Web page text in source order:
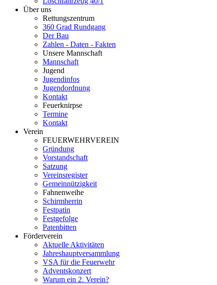
Über uns
Rettungszentrum
360 Grad Rundgang
Der Bau
Zahlen - Daten - Fakten
Unsere Mannschaft
Mannschaft
Jugend
Jugendinfos
Jugendordnung
Kontakt
Feuerknirpse
Termine
Kontakt
Verein
FEUERWEHRVEREIN
Gründung
Vorstandschaft
Satzung
Vereinsregister
Gemeinnützigkeit
Fahnenweihe
Schirmherrin
Festpatin
Festgefolge
Patenbitten
Förderverein
Aktuelle Aktivitäten
Jahreshauptversammlung
VSA für die Feuerwehr
Adventskonzert
Warum ein 2. Verein?